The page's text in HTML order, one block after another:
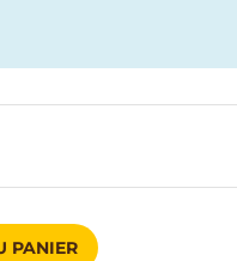
PANIER